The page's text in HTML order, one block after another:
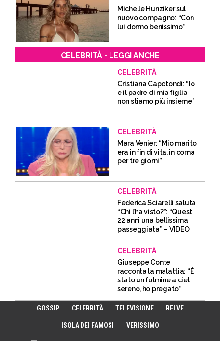
Michelle Hunziker sul
nuovo compagno: “Con
lui dormo benissimo”
CELEBRITÀ - LEGGI ANCHE
CELEBRITÀ
Cristiana Capotondi: “Io
e il padre di mia figlia
non stiamo più insieme”
CELEBRITÀ
Mara Venier: “Mio marito
era in fin di vita, in coma
per tre giorni”
CELEBRITÀ
Federica Sciarelli saluta
“Chi l’ha visto?”: “Questi
22 anni una bellissima
passeggiata” – VIDEO
CELEBRITÀ
Giuseppe Conte
racconta la malattia: “È
stato un fulmine a ciel
sereno, ho pregato”
GOSSIP CELEBRITÀ TELEVISIONE BELVE
ISOLA DEI FAMOSI VERISSIMO